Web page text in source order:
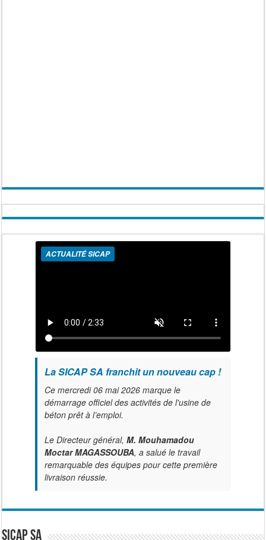
ACTUALITÉ SICAP
La SICAP SA franchit un nouveau cap !
Ce mercredi 06 mai 2026 marque le
démarrage officiel des activités de l'usine de
béton prêt à l’emploi.
Le Directeur général, M. Mouhamadou
Moctar MAGASSOUBA, a salué le travail
remarquable des équipes pour cette première
livraison réussie.
SICAP SA